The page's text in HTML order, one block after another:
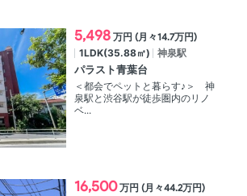
5,498 万円 (月々14.7万円)
1LDK(35.88㎡)
神泉駅
パラスト青葉台
＜都会でペットと暮らす♪＞ 神
泉駅と渋谷駅が徒歩圏内のリノ
ベ...
16,500 万円 (月々44.2万円)